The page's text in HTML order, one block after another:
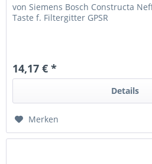
von Siemens Bosch Constructa
Taste f. Filtergitter GPSR
14,17 € *
Details
Merken